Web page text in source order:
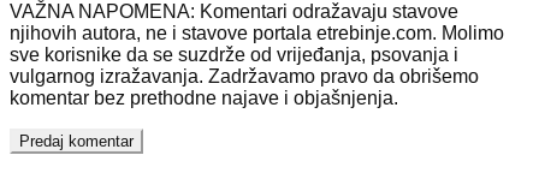
VAŽNA NAPOMENA: Komentari odražavaju stavove
njihovih autora, ne i stavove portala etrebinje.com. Molimo
sve korisnike da se suzdrže od vrijeđanja, psovanja i
vulgarnog izražavanja. Zadržavamo pravo da obrišemo
komentar bez prethodne najave i objašnjenja.